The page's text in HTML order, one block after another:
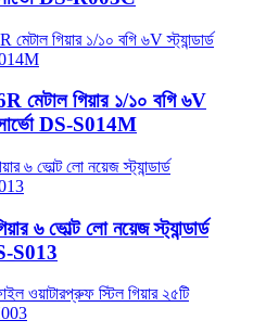
মেটাল গিয়ার ১/১০ বগি ৬V
সার্ভো DS-S014M
৬ ভোল্ট লো নয়েজ স্ট্যান্ডার্ড
S013